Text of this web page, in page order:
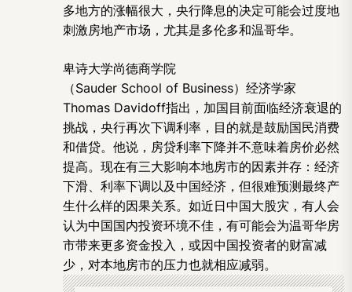
多地方的涨幅很大，央行降息的决定可能会过度地
刺激房地产市场，尤其是多伦多和温哥华。
卑诗大学尚德商学院
（Sauder School of Business）经济学家
Thomas Davidoff指出，加国目前面临经济衰退的
挑战，央行再次下调利率，目的就是鼓励国民消费
和借贷。他说，房贷利率下降并不意味着房价必然
提高。现在有三大影响本地房市的因素并存：经济
下滑、利率下调以及中国经济，但很难预测最终产
生什么样的因果关系。如近日中国大股灾，有人会
认为中国国内投资环境不佳，有可能会为温哥华房
市带来更多资金投入，或因中国投资者的财富减
少，对本地房市的压力也就相应减弱。